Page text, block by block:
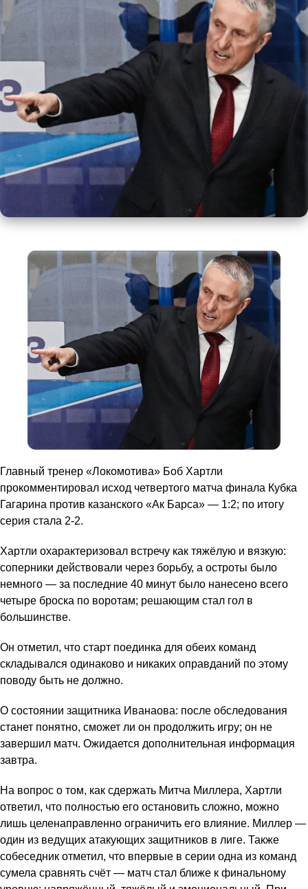
Главный тренер «Локомотива» Боб Хартли
прокомментировал исход четвертого матча финала Кубка
Гагарина против казанского «Ак Барса» — 1:2; по итогу
серия стала 2-2.
Хартли охарактеризовал встречу как тяжёлую и вязкую:
соперники действовали через борьбу, а остроты было
немного — за последние 40 минут было нанесено всего
четыре броска по воротам; решающим стал гол в
большинстве.
Он отметил, что старт поединка для обеих команд
складывался одинаково и никаких оправданий по этому
поводу быть не должно.
О состоянии защитника Иванаова: после обследования
станет понятно, сможет ли он продолжить игру; он не
завершил матч. Ожидается дополнительная информация
завтра.
На вопрос о том, как сдержать Митча Миллера, Хартли
ответил, что полностью его остановить сложно, можно
лишь целенаправленно ограничить его влияние. Миллер —
один из ведущих атакующих защитников в лиге. Также
собеседник отметил, что впервые в серии одна из команд
сумела сравнять счёт — матч стал ближе к финальному